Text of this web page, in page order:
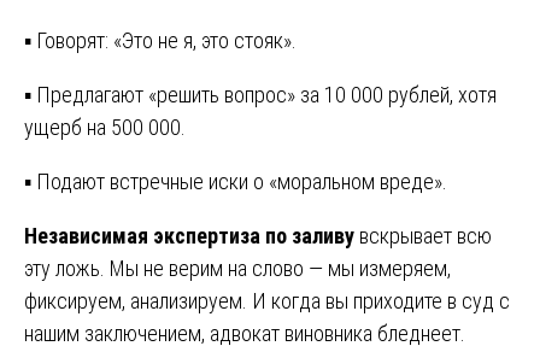
▪ Говорят: «Это не я, это стояк».
▪ Предлагают «решить вопрос» за 10 000 рублей, хотя
ущерб на 500 000.
▪ Подают встречные иски о «моральном вреде».
Независимая экспертиза по заливу вскрывает всю
эту ложь. Мы не верим на слово — мы измеряем,
фиксируем, анализируем. И когда вы приходите в суд с
нашим заключением, адвокат виновника бледнеет.